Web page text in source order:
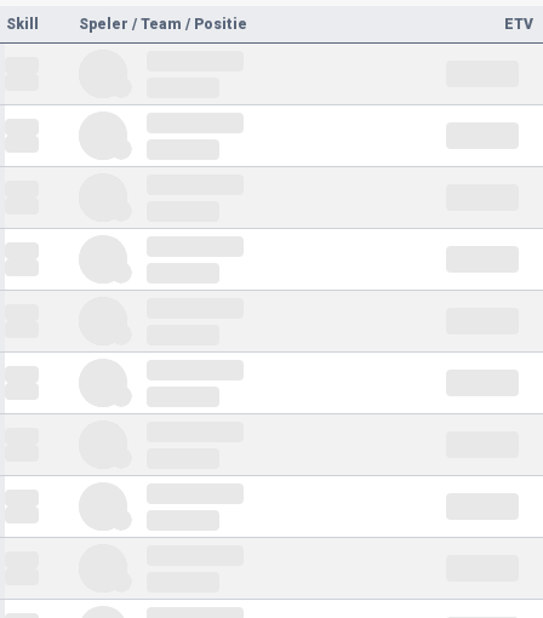
Skill
Speler / Team / Positie ETV